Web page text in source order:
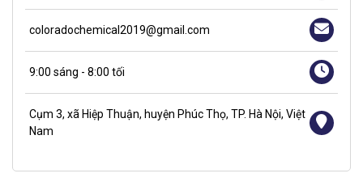
coloradochemical2019@gmail.com
9:00 sáng - 8:00 tối
Cụm 3, xã Hiệp Thuận, huyện Phúc Thọ, TP. Hà Nội, Việt
Nam